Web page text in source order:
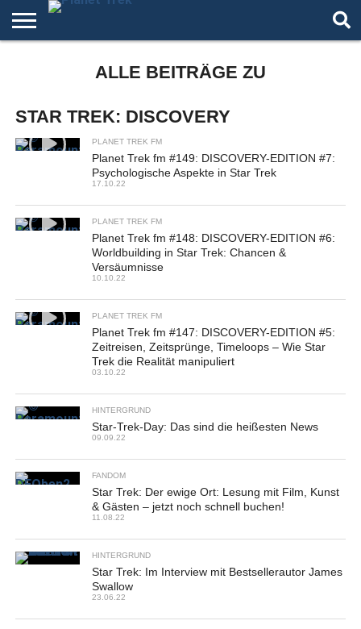
ALLE BEITRÄGE ZU
STAR TREK: DISCOVERY
PLANET TREK FM
Planet Trek fm #149: DISCOVERY-EDITION #7:
Psychologische Aspekte in Star Trek
17.10.22
PLANET TREK FM
Planet Trek fm #148: DISCOVERY-EDITION #6:
Worldbuilding in Star Trek: Chancen &
Versäumnisse
10.10.22
PLANET TREK FM
Planet Trek fm #147: DISCOVERY-EDITION #5:
Zeitreisen, Zeitsprünge, Timeloops – Wie Star
Trek die Realität manipuliert
03.10.22
HINTERGRUND
Star-Trek-Day: Das sind die heißesten News
09.09.22
FANDOM
Star Trek: Der ewige Ort: Lesung mit Film, Kunst
& Gästen – jetzt noch schnell buchen!
11.08.22
HINTERGRUND
Star Trek: Im Interview mit Bestsellerautor James
Swallow
23.06.22